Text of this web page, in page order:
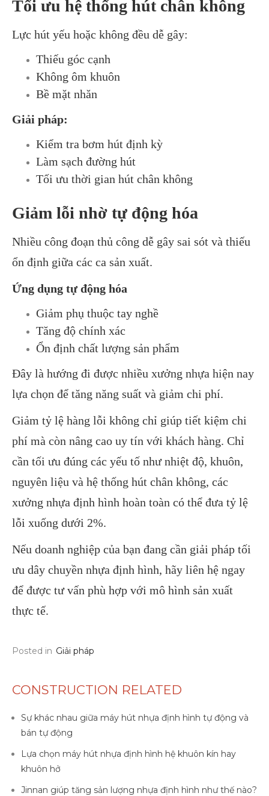
Tối ưu hệ thống hút chân không
Lực hút yếu hoặc không đều dễ gây:
Thiếu góc cạnh
Không ôm khuôn
Bề mặt nhăn
Giải pháp:
Kiểm tra bơm hút định kỳ
Làm sạch đường hút
Tối ưu thời gian hút chân không
Giảm lỗi nhờ tự động hóa
Nhiều công đoạn thủ công dễ gây sai sót và thiếu
ổn định giữa các ca sản xuất.
Ứng dụng tự động hóa
Giảm phụ thuộc tay nghề
Tăng độ chính xác
Ổn định chất lượng sản phẩm
Đây là hướng đi được nhiều xưởng nhựa hiện nay
lựa chọn để tăng năng suất và giảm chi phí.
Giảm tỷ lệ hàng lỗi không chỉ giúp tiết kiệm chi
phí mà còn nâng cao uy tín với khách hàng. Chỉ
cần tối ưu đúng các yếu tố như nhiệt độ, khuôn,
nguyên liệu và hệ thống hút chân không, các
xưởng nhựa định hình hoàn toàn có thể đưa tỷ lệ
lỗi xuống dưới 2%.
Nếu doanh nghiệp của bạn đang cần giải pháp tối
ưu dây chuyền nhựa định hình, hãy liên hệ ngay
để được tư vấn phù hợp với mô hình sản xuất
thực tế.
Posted in Giải pháp
CONSTRUCTION RELATED
Sự khác nhau giữa máy hút nhựa định hình tự động và
bán tự động
Lựa chọn máy hút nhựa định hình hệ khuôn kín hay
khuôn hở
Jinnan giúp tăng sản lượng nhựa định hình như thế nào?